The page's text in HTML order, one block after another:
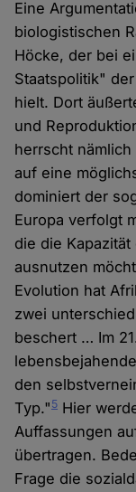
Eine
biologistischen
Höcke, der bei
Staatspolitik"
hielt. Dort
und
herrscht
auf eine
dominiert der
Europa verfolgt
die die
ausnutzen
Evolution hat
zwei
beschert … Im
den
Typ."5 Hier
Auffassungen
übertragen.
Frage die